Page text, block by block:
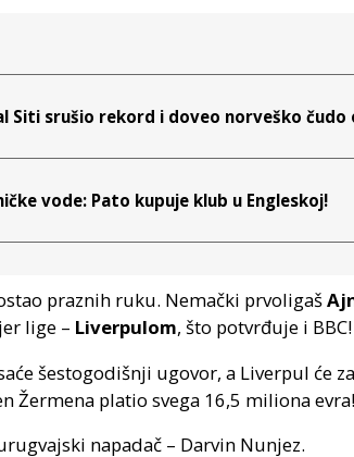
Siti srušio rekord i doveo norveško
vode: Pato kupuje klub u Engleskoj!
praznih ruku. Nemački prvoligaš
lige – Liverpulom, što potvrđuje i BBC!
šestogodišnji ugovor, a Liverpul će
Žermena platio svega 16,5 miliona evra!
napadač – Darvin Nunjez.